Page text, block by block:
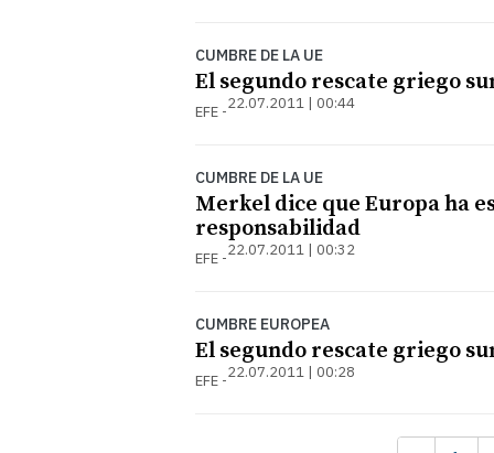
CUMBRE DE LA UE
El segundo rescate griego
EFE 22.07.2011 | 00:44
CUMBRE DE LA UE
Merkel dice que Europa ha
responsabilidad
EFE 22.07.2011 | 00:32
CUMBRE EUROPEA
El segundo rescate griego
EFE 22.07.2011 | 00:28